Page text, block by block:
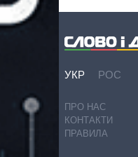
УКР РОС
ПРО НАС
КОНТАКТИ
ПРАВИЛА